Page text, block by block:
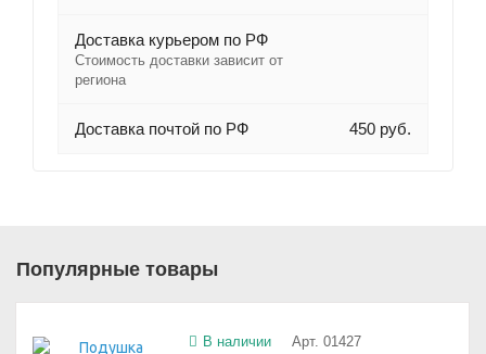
Доставка курьером по РФ
Стоимость доставки зависит от
региона
Доставка почтой по РФ 450 руб.
Популярные товары
В наличии Арт. 01427